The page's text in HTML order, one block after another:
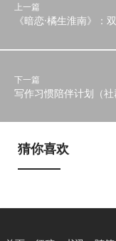
上一篇
《暗恋·橘生淮南》：
下一篇
写作习惯陪伴计划（社
猜你喜欢